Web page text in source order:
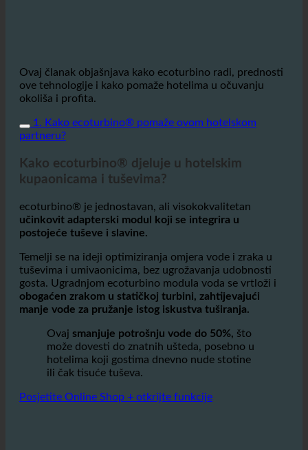
Ovaj članak objašnjava kako ecoturbino radi, prednosti
ove tehnologije i kako pomaže hotelima u očuvanju
1. Kako ecoturbino® pomaže ovom hotelskom
Kako ecoturbino® djeluje u hotelskim
ecoturbino® je jednostavan, ali visokokvalitetan
učinkovit adapterski modul koji se integrira u
Temelji se na ideji optimiziranja omjera vode i zraka u
tuševima i umivaonicima, bez ugrožavanja udobnosti
gosta. Ugradnjom ecoturbino modula voda se vrtloži i
obogaćen zrakom u statičkoj turbini, zahtijevajući
Ovaj smanjuje potrošnju vode do 50%,što
može dovesti do znatnih ušteda, posebno u
hotelima koji gostima dnevno nude stotine